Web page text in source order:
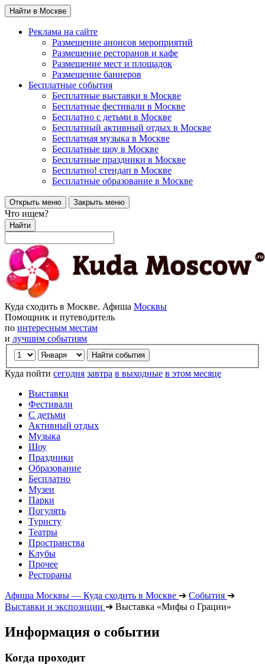
Найти в Москве
Реклама на сайте
Размещение анонсов мероприятий
Размещение ресторанов и кафе
Размещение мест и площадок
Размещение баннеров
Бесплатные события
Бесплатные выставки в Москве
Бесплатные фестивали в Москве
Бесплатно с детьми в Москве
Бесплатный активный отдых в Москве
Бесплатная музыка в Москве
Бесплатные шоу в Москве
Бесплатные праздники в Москве
Бесплатно! стендап в Москве
Бесплатные образование в Москве
Открыть меню Закрыть меню
Что ищем?
Найти
Куда сходить в Москве. Афиша Москвы
Помощник и путеводитель
по интересным местам
и лучшим событиям
Куда пойти сегодня завтра в выходные в этом месяце
Выставки
Фестивали
С детьми
Активный отдых
Музыка
Шоу
Праздники
Образование
Бесплатно
Музеи
Парки
Погулять
Туристу
Театры
Пространства
Клубы
Прочее
Рестораны
Афиша Москвы — Куда сходить в Москве ➔ События ➔
Выставки и экспозиции ➔ Выставка «Мифы о Грации»
Информация о событии
Когда проходит